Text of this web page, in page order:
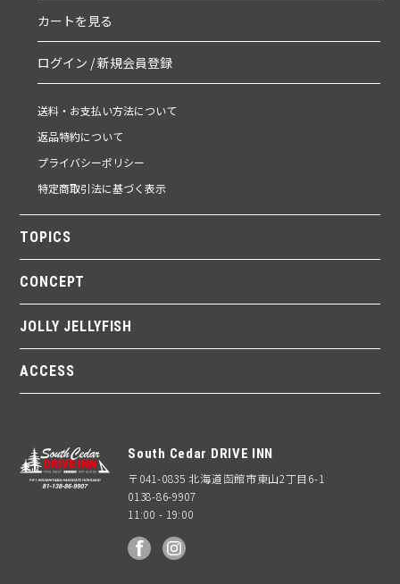
カートを見る
ログイン / 新規会員登録
送料・お支払い方法について
返品特約について
プライバシーポリシー
特定商取引法に基づく表示
TOPICS
CONCEPT
JOLLY JELLYFISH
ACCESS
South Cedar DRIVE INN
〒041-0835 北海道函館市東山2丁目6-1
0138-86-9907
11:00 - 19:00
facebook